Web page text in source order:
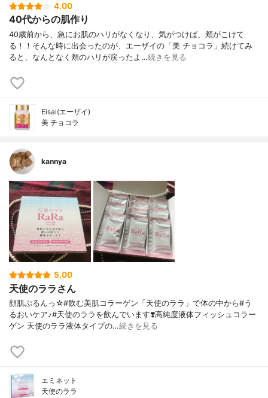
4.00
40代からの肌作り
40歳前から、急にお肌のハリがなくなり、気がつけば、頬がこけて
る！！そんな時に出会ったのが、エーザイの「美 チョコラ」続けてみ
ると、なんとなく頬のハリが戻ったよ…続きを見る
Eisai(エーザイ)
美 チョコラ
kannya
5.00
天使のララさん
顔肌ぷるんっ☆#飲む美肌コラーゲン「天使のララ」で体の中から#う
るおいケア♪#天使のララを飲んでいます❣️高純度液体フィッシュコラー
ゲン 天使のララ液体タイプの…続きを見る
エミネット
天使のララ